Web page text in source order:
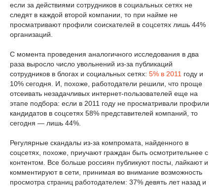
если за действиями сотрудников в социальных сетях не
следят в каждой второй компании, то при найме не
просматривают профили соискателей в соцсетях лишь 44%
организаций.
С момента проведения аналогичного исследования в два
раза выросло число увольнений из-за публикаций
сотрудников в блогах и социальных сетях: 5% в 2011 году и
10% сегодня. И, похоже, работодатели решили, что проще
отсеивать незадачливых интернет-пользователей еще на
этапе подбора: если в 2011 году не просматривали профили
кандидатов в соцсетях 58% представителей компаний, то
сегодня — лишь 44%.
Регулярные скандалы из-за компромата, найденного в
соцсетях, похоже, приучают граждан быть осмотрительнее с
контентом. Все больше россиян публикуют посты, лайкают и
комментируют в сети, принимая во внимание возможность
просмотра страниц работодателем: 37% девять лет назад и